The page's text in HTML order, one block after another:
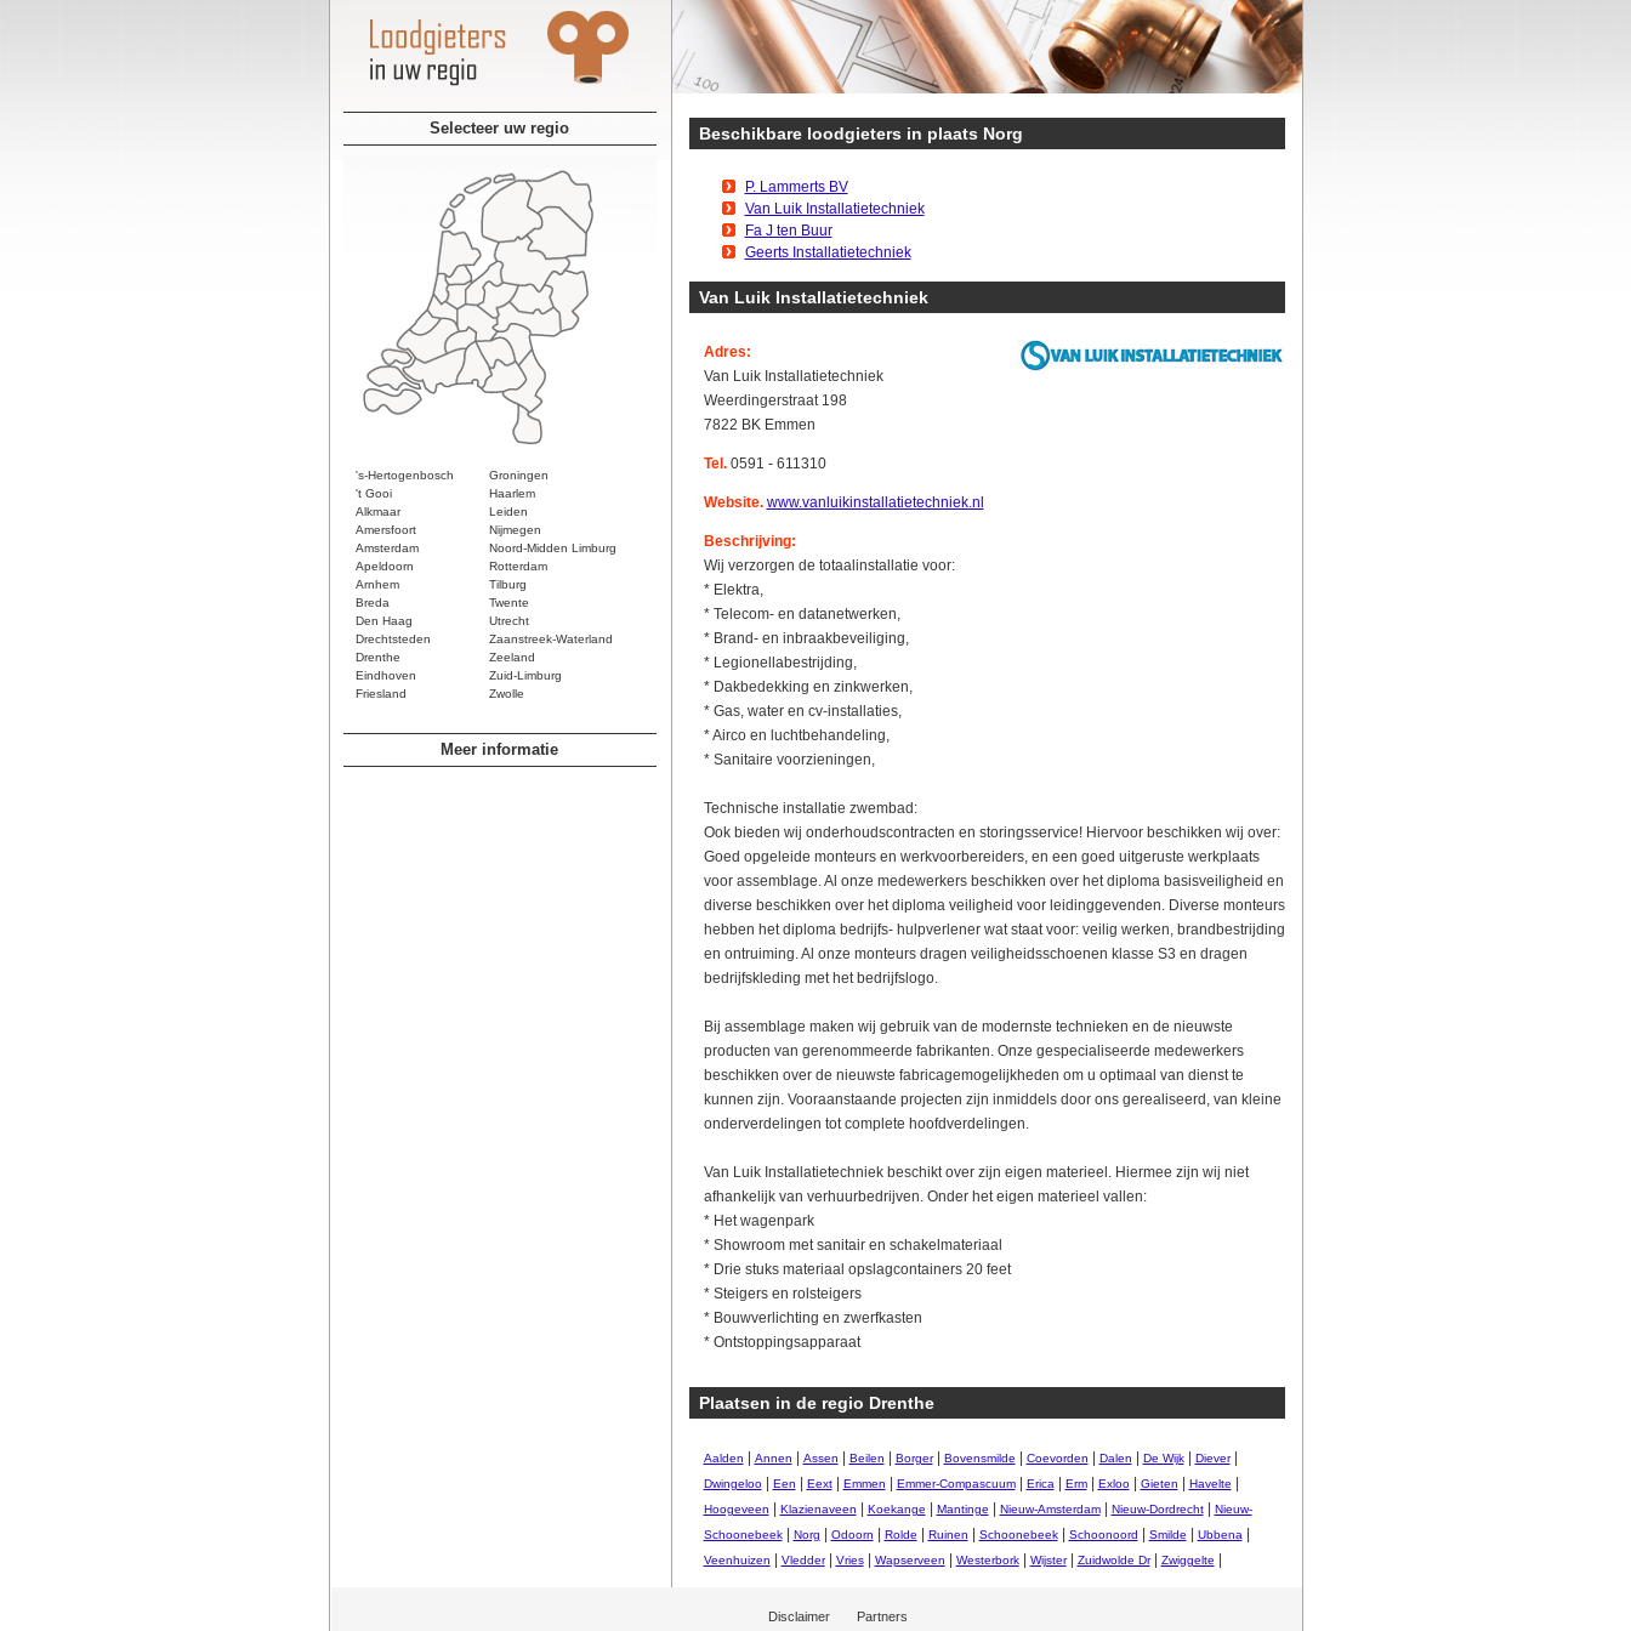
Selecteer uw regio
's-Hertogenbosch
Groningen
't Gooi
Haarlem
Alkmaar
Leiden
Amersfoort
Nijmegen
Amsterdam
Noord-Midden Limburg
Apeldoorn
Rotterdam
Arnhem
Tilburg
Breda
Twente
Den Haag
Utrecht
Drechtsteden
Zaanstreek-Waterland
Drenthe
Zeeland
Eindhoven
Zuid-Limburg
Friesland
Zwolle
Meer informatie
Beschikbare loodgieters in plaats Norg
P. Lammerts BV
Van Luik Installatietechniek
Fa J ten Buur
Geerts Installatietechniek
Van Luik Installatietechniek
Adres:
Van Luik Installatietechniek
Weerdingerstraat 198
7822 BK Emmen
Tel.0591 - 611310
Website. www.vanluikinstallatietechniek.nl
Beschrijving:
Wij verzorgen de totaalinstallatie voor:
* Elektra,
* Telecom- en datanetwerken,
* Brand- en inbraakbeveiliging,
* Legionellabestrijding,
* Dakbedekking en zinkwerken,
* Gas, water en cv-installaties,
* Airco en luchtbehandeling,
* Sanitaire voorzieningen,
Technische installatie zwembad:
Ook bieden wij onderhoudscontracten en storingsservice! Hiervoor beschikken wij over:
Goed opgeleide monteurs en werkvoorbereiders, en een goed uitgeruste werkplaats
voor assemblage. Al onze medewerkers beschikken over het diploma basisveiligheid en
diverse beschikken over het diploma veiligheid voor leidinggevenden. Diverse monteurs
hebben het diploma bedrijfs- hulpverlener wat staat voor: veilig werken, brandbestrijding
en ontruiming. Al onze monteurs dragen veiligheidsschoenen klasse S3 en dragen
bedrijfskleding met het bedrijfslogo.
Bij assemblage maken wij gebruik van de modernste technieken en de nieuwste
producten van gerenommeerde fabrikanten. Onze gespecialiseerde medewerkers
beschikken over de nieuwste fabricagemogelijkheden om u optimaal van dienst te
kunnen zijn. Vooraanstaande projecten zijn inmiddels door ons gerealiseerd, van kleine
onderverdelingen tot complete hoofdverdelingen.
Van Luik Installatietechniek beschikt over zijn eigen materieel. Hiermee zijn wij niet
afhankelijk van verhuurbedrijven. Onder het eigen materieel vallen:
* Het wagenpark
* Showroom met sanitair en schakelmateriaal
* Drie stuks materiaal opslagcontainers 20 feet
* Steigers en rolsteigers
* Bouwverlichting en zwerfkasten
* Ontstoppingsapparaat
Plaatsen in de regio Drenthe
Aalden Annen Assen Beilen Borger| Bovensmilde Coevorden Dalen De Wijk| Diever|
Dwingeloo| Een Eext| Emmen Emmer-Compascuum| Erica| Erm| Exloo| Gieten Havelte
Hoogeveen Klazienaveen Koekange Mantinge Nieuw-Amsterdam| Nieuw-Dordrecht|
Nieuw-
Schoonebeek| Norg Odoorn Rolde Ruinen Schoonebeek| Schoonoord Smilde Ubbena|
Veenhuizen Vledder| Vries| Wapserveen Westerbork| Wijster| Zuidwolde Dr| Zwiggelte
Disclaimer Partners